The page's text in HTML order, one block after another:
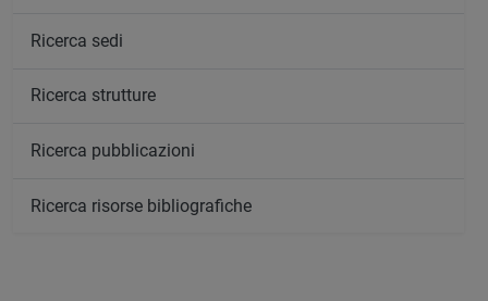
Ricerca sedi
Ricerca strutture
Ricerca pubblicazioni
Ricerca risorse bibliografiche